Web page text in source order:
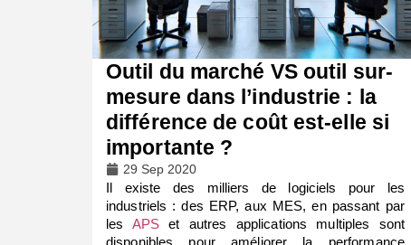
Outil du marché VS outil sur-
mesure dans l’industrie : la
différence de coût est-elle si
importante ?
29 Sep 2020
Il existe des milliers de logiciels pour les
industriels : des ERP, aux MES, en passant par
les APSet autres applications multiples sont
disponibles pour améliorer la performance